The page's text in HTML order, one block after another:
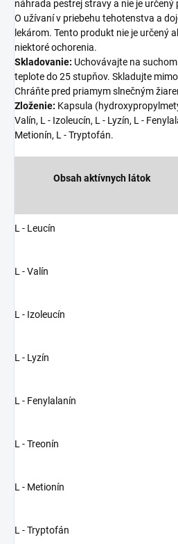
náhrada pestrej stravy a nie je určený
O užívaní v priebehu tehotenstva a
lekárom. Tento produkt nie je určený
niektoré ochorenia.
Skladovanie: Uchovávajte na
teplote do 25 stupňov. Skladujte
Chráňte pred priamym slnečným
Zloženie: Kapsula
Valín, L - Izoleucín, L - Lyzín, L -
Metionín, L - Tryptofán.
Obsah aktívnych látok
L - Leucín
L - Valín
L - Izoleucín
L - Lyzín
L - Fenylalanín
L - Treonín
L - Metionín
L - Tryptofán